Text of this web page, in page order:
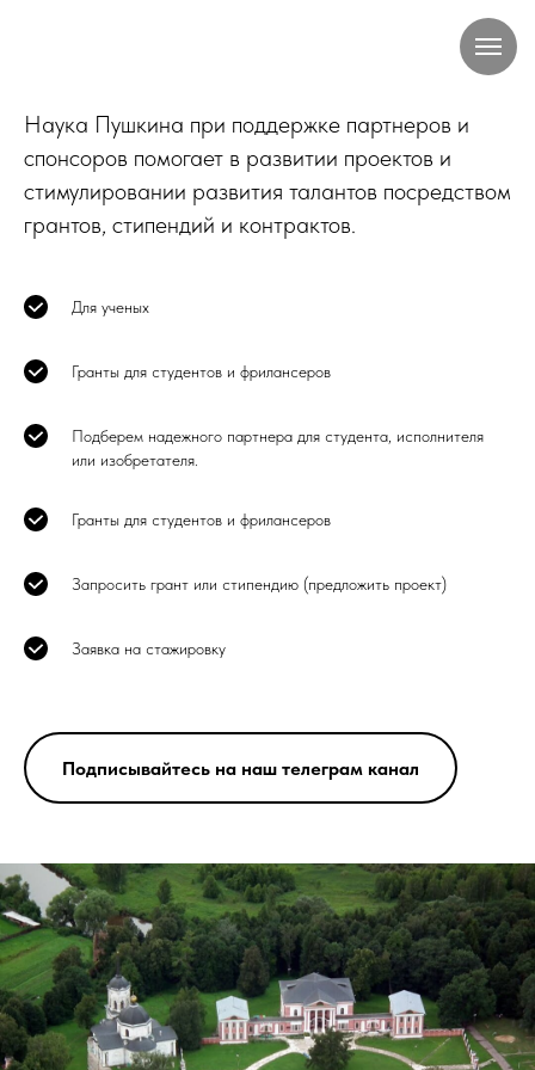
Наука Пушкина при поддержке партнеров и
спонсоров помогает в развитии проектов и
стимулировании развития талантов посредством
грантов, стипендий и контрактов.
Для ученых
Гранты для студентов и фрилансеров
Подберем надежного партнера для студента, исполнителя
или изобретателя.
Гранты для студентов и фрилансеров
Запросить грант или стипендию (предложить проект)
Заявка на стажировку
Подписывайтесь на наш телеграм канал